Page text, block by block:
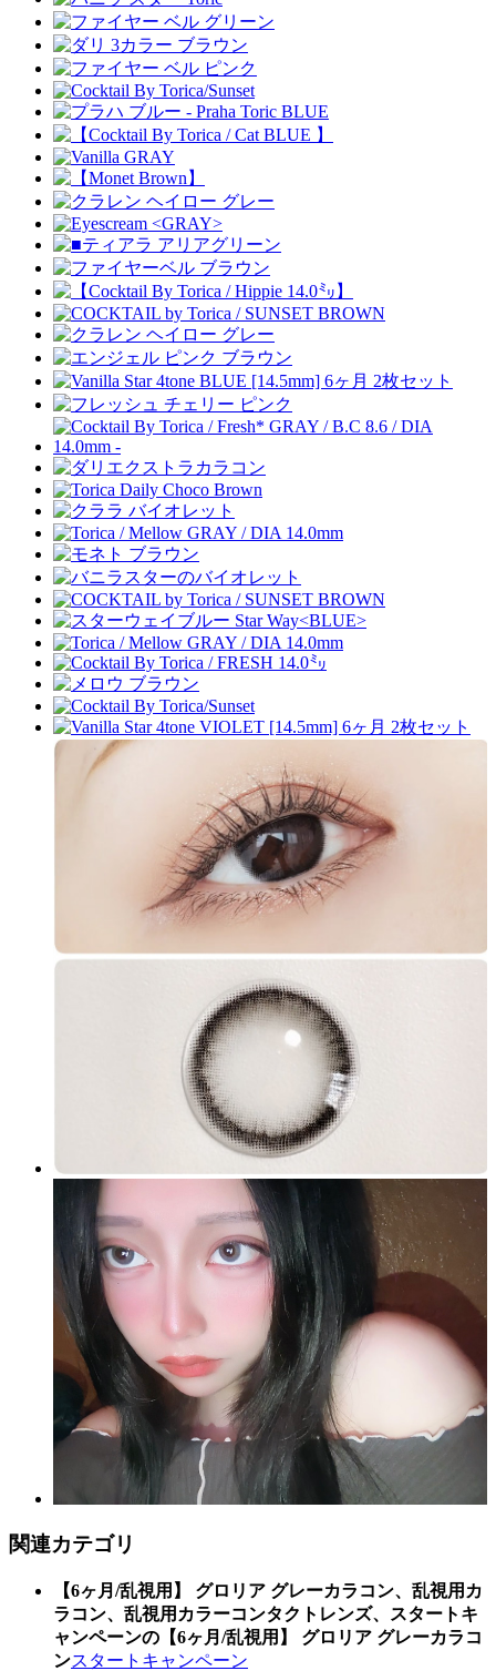
関連カテゴリ
【6ヶ月/乱視用】 グロリア グレーカラコン、乱視用カ
ラコン、乱視用カラーコンタクトレンズ、スタートキ
ャンペーンの【6ヶ月/乱視用】 グロリア グレーカラコ
ンスタートキャンペーン